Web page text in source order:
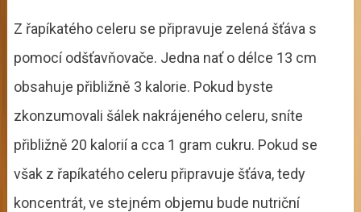
Z řapíkatého celeru se připravuje zelená šťáva s
pomocí odšťavňovače. Jedna nať o délce 13 cm
obsahuje přibližně 3 kalorie. Pokud byste
zkonzumovali šálek nakrájeného celeru, sníte
přibližně 20 kalorií a cca 1 gram cukru. Pokud se
však z řapíkatého celeru připravuje šťáva, tedy
koncentrát, ve stejném objemu bude nutriční